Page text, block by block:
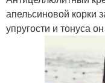
апельсиновой корки
упругости и тонуса